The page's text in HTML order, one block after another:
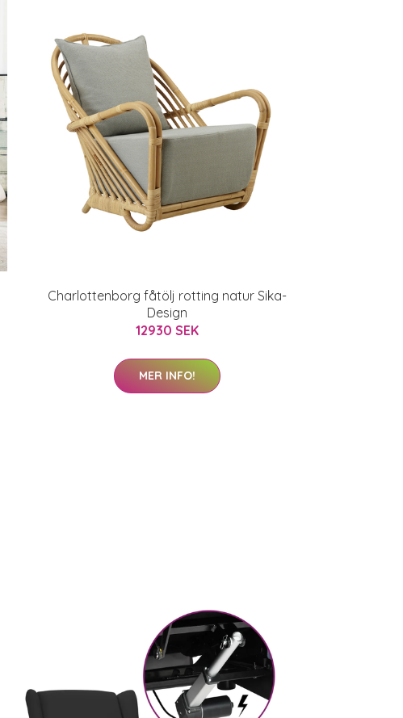
Charlottenborg fåtölj rotting natur Sika-
Design
12930 SEK
MER INFO!